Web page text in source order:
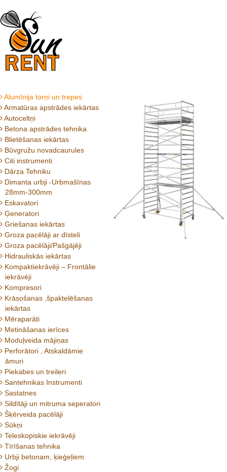
Alumīnija torņi un trepes
Armatūras apstrādes iekārtas
Autoceltņi
Betona apstrādes tehnika
Blietēšanas iekārtas
Būvgružu novadcaurules
Citi instrumenti
Dārza Tehniku
Dimanta urbji -Urbmašīnas
28mm-300mm
Eskavatori
Ģeneratori
Griešanas iekārtas
Groza pacēlāji ar dīsteli
Groza pacēlāji/Pašgājēji
Hidrauliskās iekārtas
Kompaktiekrāvēji – Frontālie
iekrāvēji
Kompresori
Krāsošanas ,špaktelēšanas
iekārtas
Mēraparāti
Metināšanas ierīces
Moduļveida mājiņas
Perforātori , Atskaldāmie
āmuri
Piekabes un treileri
Santehnikas Instrumenti
Sastatnes
Sildītāji un mitruma seperatori
Šķērveida pacēlāji
Sūkņi
Teleskopiskie iekrāvēji
Tīrīšanas tehnika
Urbji betonam, ķieģeļiem
Žogi